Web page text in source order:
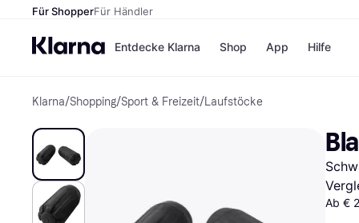
Für ShopperFür Händler
Entdecke Klarna
Zahlungsmethoden
Bezahle in bis zu 30
Ratenzahlung
Shop
H&M
Temu
App Hilfe
Klarna/Shopping/Sport & Freizeit/Laufstöcke
Ab €